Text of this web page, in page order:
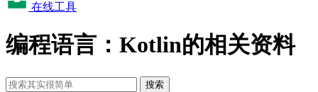
在线工具
编程语言：Kotlin的相关资料
搜索